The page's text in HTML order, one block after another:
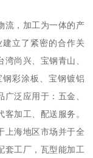
流，加工为一体的产
立了紧密的合作关
尚兴、宝钢青山、
彩涂板、宝钢镀铝
泛应用于：五金、
加工、配送服务。
上海地区市场并于全
套工厂，瓦型能加工